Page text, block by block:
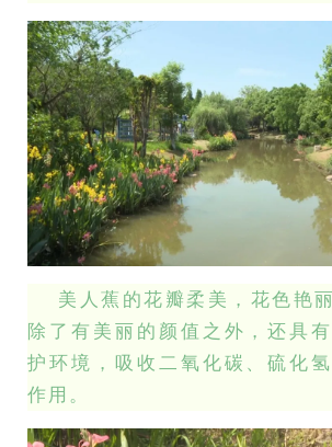
美人蕉的花瓣柔美，花色艳
除了有美丽的颜值之外，还具
护环境，吸收二氧化碳、硫化
作用。